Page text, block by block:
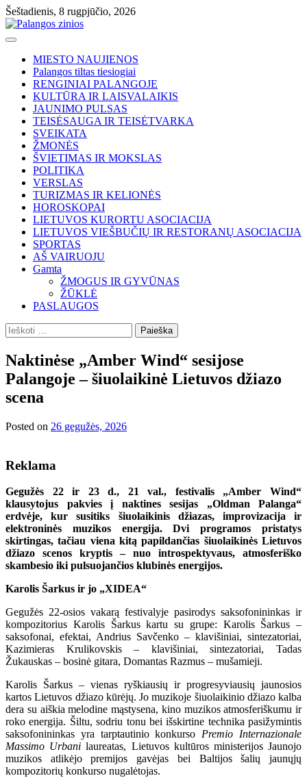
Skip
to
content
Šeštadienis, 8 rugpjūčio, 2026
MIESTO NAUJIENOS
Palangos tiltas tiesiogiai
RENGINIAI PALANGOJE
KULTŪRA IR LAISVALAIKIS
JAUNIMO PULSAS
TEISĖSAUGA IR TEISĖTVARKA
SVEIKATA
ŽMONĖS
ŠVIETIMAS IR MOKSLAS
POLITIKA
VERSLAS
TURIZMAS IR KELIONĖS
HOROSKOPAI
LIETUVOS KURORTU ASOCIACIJA
LIETUVOS VIEŠBUČIŲ IR RESTORANŲ ASOCIACIJA
SPORTAS
AŠ VAIRUOJU
Gamta
ŽMOGUS IR GYVŪNAS
ŽŪKLĖ
PASLAUGOS
Ieškoti:
Naktinėse „Amber Wind“ sesijose
Palangoje – šiuolaikinė Lietuvos džiazo
scena
Posted on 26 gegužės, 2026
Reklama
Gegužės 22 ir 23 d., 21 val., festivalis „Amber Wind“
klausytojus pakvies į naktines sesijas „Oldman Palanga“
erdvėje, kur susitiks šiuolaikinis džiazas, improvizacija ir
elektroninės muzikos energija. Dvi programos pristatys
skirtingas, tačiau viena kitą papildančias šiuolaikinės Lietuvos
džiazo scenos kryptis – nuo introspektyvaus, atmosferiško
skambesio iki pulsuojančios klubinės energijos.
Karolis Šarkus ir jo „XIDEA“
Gegužės 22-osios vakarą festivalyje pasirodys saksofonininkas ir
kompozitorius Karolis Šarkus kartu su grupe: Karolis Šarkus –
saksofonai, efektai, Andrius Savčenko – klavišiniai, sintezatoriai,
Kazimieras Krulikovskis – klavišiniai, sintezatoriai, Tadas
Žukauskas – bosinė gitara, Domantas Razmus – mušamieji.
Karolis Šarkus – vienas ryškiausių ir progresyviausių jaunosios
kartos Lietuvos džiazo kūrėjų. Jo muzikoje šiuolaikinio džiazo kalba
dera su aiškia melodine mąstysena, kino muzikos atmosferiškumu ir
roko energija. Šiltu, sodriu tonu bei išskirtine technika pasižymintis
saksofonininkas yra tarptautinio konkurso Premio Internazionale
Massimo Urbani laureatas, Lietuvos kultūros ministerijos Jaunojo
muzikos atlikėjo premijos gavėjas bei Baltijos šalių jaunųjų
kompozitorių konkurso nugalėtojas.